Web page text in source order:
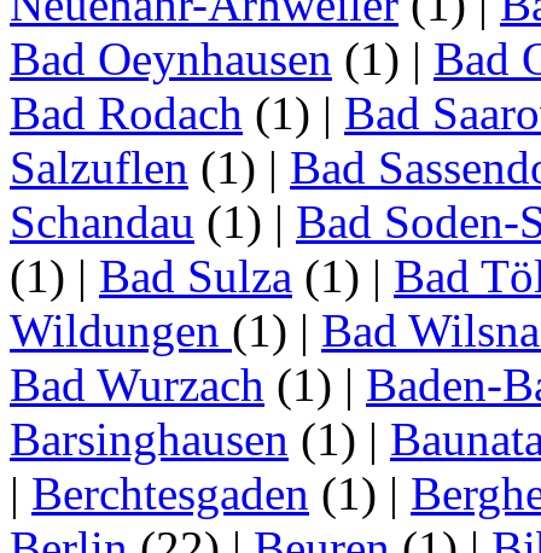
Bad Oeynhausen (1) | Bad
Bad Rodach (1) | Bad
Salzuflen (1) | Bad
Schandau (1) | Bad Soden-
(1) | Bad Sulza (1) | Bad
Wildungen (1) | Bad
Bad Wurzach (1) | Baden-
Barsinghausen (1) |
| Berchtesgaden (1) |